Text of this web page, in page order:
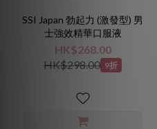
SSI Japan 勃起力 (激發型) 男
士強效精華口服液
HK$268.00
HK$298.00 9折